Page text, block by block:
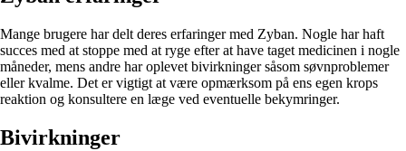
Mange brugere har delt deres erfaringer med Zyban. Nogle har haft
succes med at stoppe med at ryge efter at have taget medicinen i nogle
måneder, mens andre har oplevet bivirkninger såsom søvnproblemer
eller kvalme. Det er vigtigt at være opmærksom på ens egen krops
reaktion og konsultere en læge ved eventuelle bekymringer.
Bivirkninger